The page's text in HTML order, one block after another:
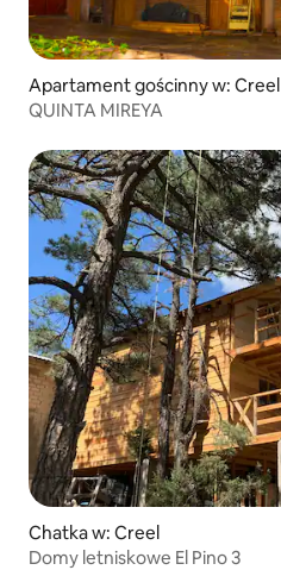
Apartament gościnny w: Creel
QUINTA MIREYA
Chatka w: Creel
Domy letniskowe El Pino 3